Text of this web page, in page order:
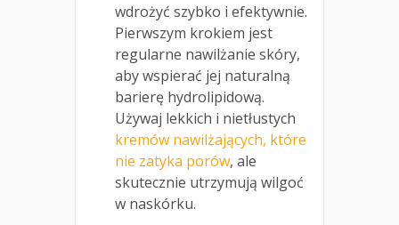
wdrożyć szybko i efektywnie.
Pierwszym krokiem jest
regularne nawilżanie skóry,
aby wspierać jej naturalną
barierę hydrolipidową.
Używaj lekkich i nietłustych
kremów nawilżających, które
nie zatyka porów, ale
skutecznie utrzymują wilgoć
w naskórku.